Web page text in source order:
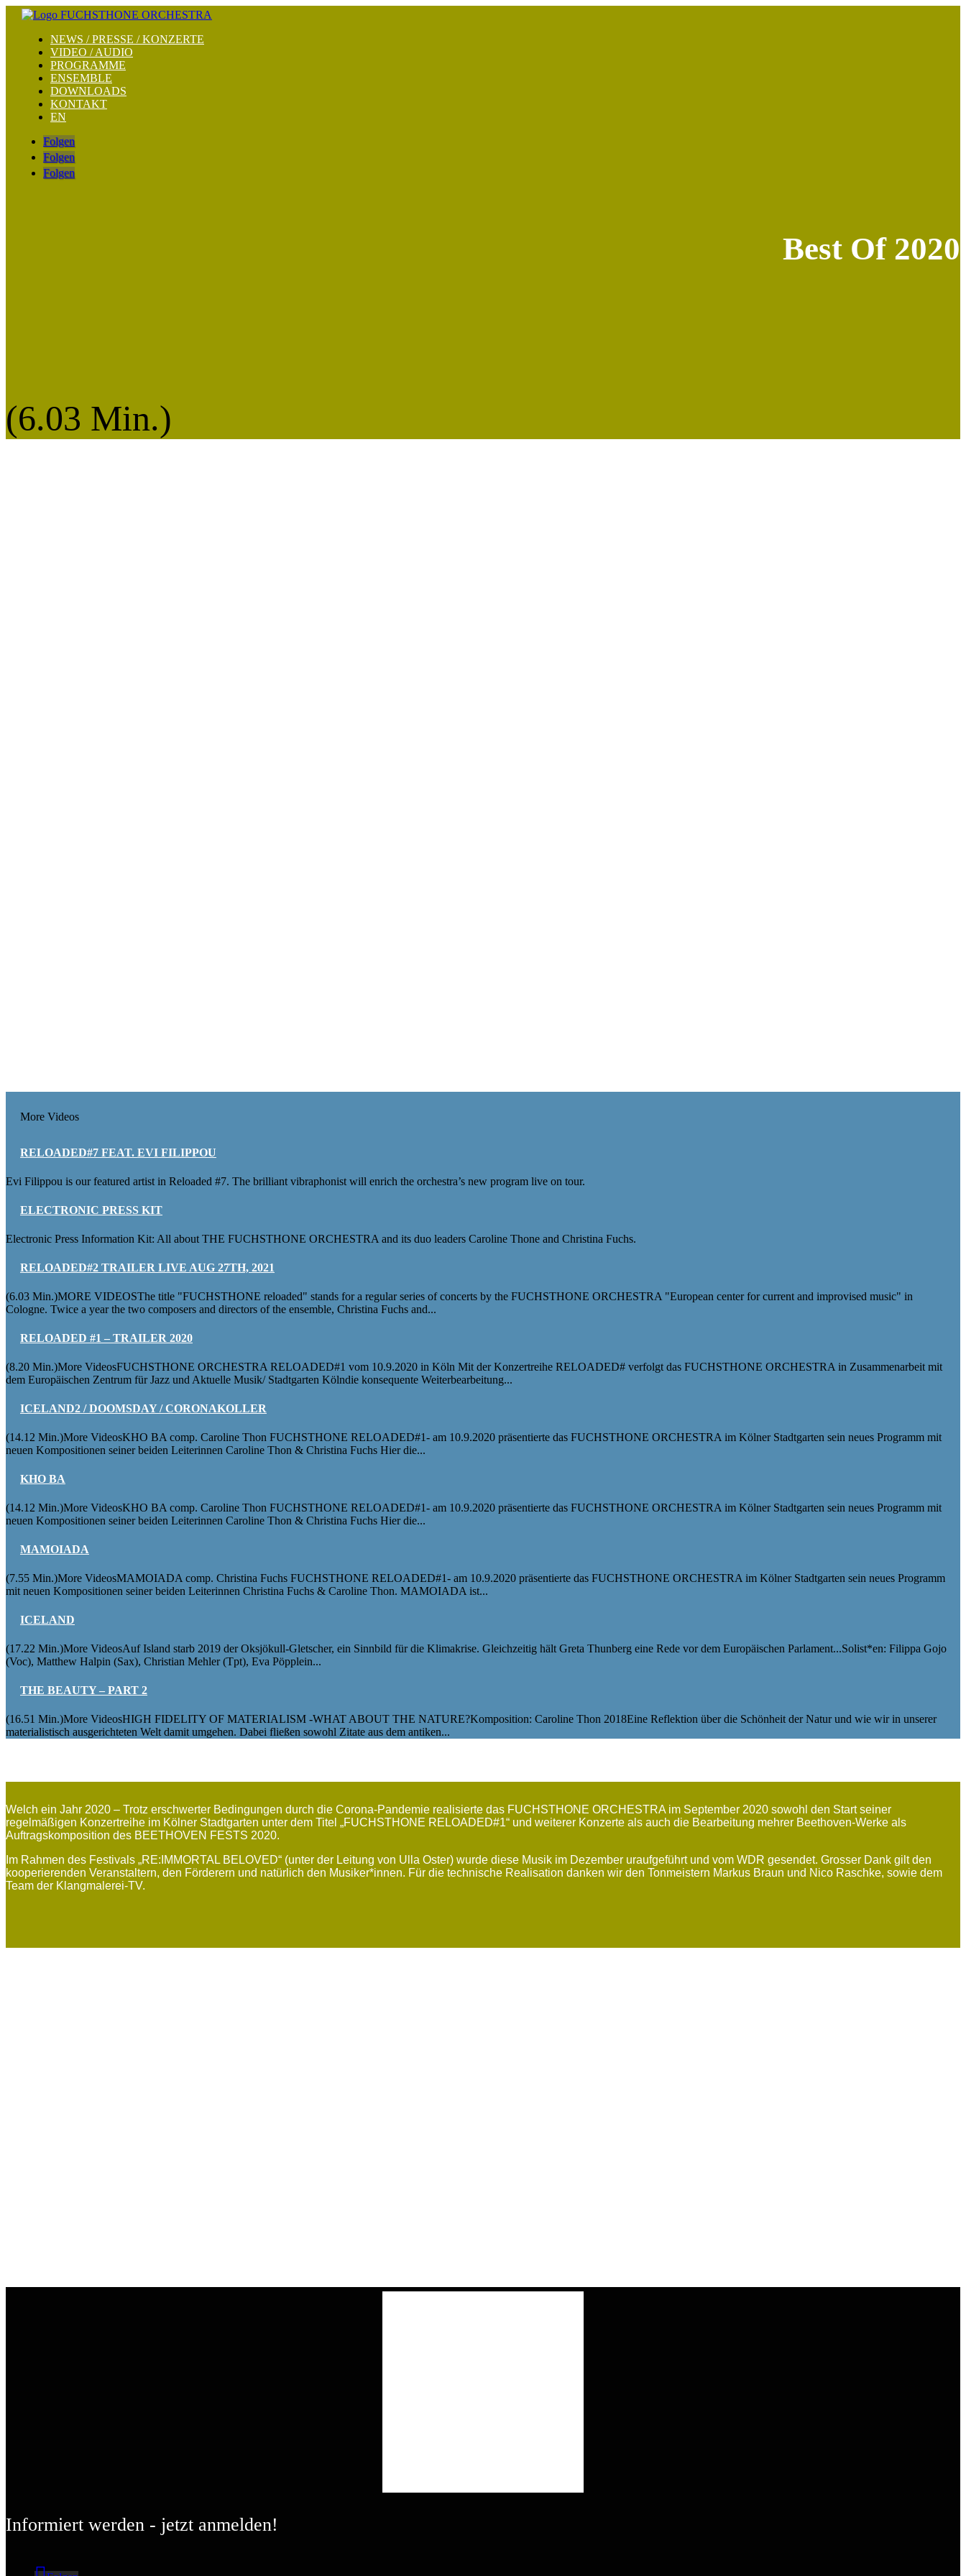
NEWS / PRESSE / KONZERTE
VIDEO / AUDIO
PROGRAMME
ENSEMBLE
DOWNLOADS
KONTAKT
EN
Folgen
Folgen
Folgen
Best Of 2020
(6.03 Min.)
More Videos
RELOADED#7 FEAT. EVI FILIPPOU
Evi Filippou is our featured artist in Reloaded #7. The brilliant vibraphonist will enrich the orchestra’s new program live on tour.
ELECTRONIC PRESS KIT
Electronic Press Information Kit: All about THE FUCHSTHONE ORCHESTRA and its duo leaders Caroline Thone and Christina Fuchs.
RELOADED#2 TRAILER LIVE AUG 27TH, 2021
(6.03 Min.)MORE VIDEOSThe title "FUCHSTHONE reloaded" stands for a regular series of concerts by the FUCHSTHONE ORCHESTRA "European center for current and improvised music" in
Cologne. Twice a year the two composers and directors of the ensemble, Christina Fuchs and...
RELOADED #1 – TRAILER 2020
(8.20 Min.)More VideosFUCHSTHONE ORCHESTRA RELOADED#1 vom 10.9.2020 in Köln Mit der Konzertreihe RELOADED# verfolgt das FUCHSTHONE ORCHESTRA in Zusammenarbeit mit
dem Europäischen Zentrum für Jazz und Aktuelle Musik/ Stadtgarten Kölndie konsequente Weiterbearbeitung...
ICELAND2 / DOOMSDAY / CORONAKOLLER
(14.12 Min.)More VideosKHO BA comp. Caroline Thon FUCHSTHONE RELOADED#1- am 10.9.2020 präsentierte das FUCHSTHONE ORCHESTRA im Kölner Stadtgarten sein neues Programm mit
neuen Kompositionen seiner beiden Leiterinnen Caroline Thon & Christina Fuchs Hier die...
KHO BA
(14.12 Min.)More VideosKHO BA comp. Caroline Thon FUCHSTHONE RELOADED#1- am 10.9.2020 präsentierte das FUCHSTHONE ORCHESTRA im Kölner Stadtgarten sein neues Programm mit
neuen Kompositionen seiner beiden Leiterinnen Caroline Thon & Christina Fuchs Hier die...
MAMOIADA
(7.55 Min.)More VideosMAMOIADA comp. Christina Fuchs FUCHSTHONE RELOADED#1- am 10.9.2020 präsentierte das FUCHSTHONE ORCHESTRA im Kölner Stadtgarten sein neues Programm
mit neuen Kompositionen seiner beiden Leiterinnen Christina Fuchs & Caroline Thon. MAMOIADA ist...
ICELAND
(17.22 Min.)More VideosAuf Island starb 2019 der Oksjökull-Gletscher, ein Sinnbild für die Klimakrise. Gleichzeitig hält Greta Thunberg eine Rede vor dem Europäischen Parlament...Solist*en: Filippa Gojo
(Voc), Matthew Halpin (Sax), Christian Mehler (Tpt), Eva Pöpplein...
THE BEAUTY – PART 2
(16.51 Min.)More VideosHIGH FIDELITY OF MATERIALISM -WHAT ABOUT THE NATURE?Komposition: Caroline Thon 2018Eine Reflektion über die Schönheit der Natur und wie wir in unserer
materialistisch ausgerichteten Welt damit umgehen. Dabei fließen sowohl Zitate aus dem antiken...
Welch ein Jahr 2020 – Trotz erschwerter Bedingungen durch die Corona-Pandemie realisierte das FUCHSTHONE ORCHESTRA im September 2020 sowohl den Start seiner
regelmäßigen Konzertreihe im Kölner Stadtgarten unter dem Titel „FUCHSTHONE RELOADED#1“ und weiterer Konzerte als auch die Bearbeitung mehrer Beethoven-Werke als
Auftragskomposition des BEETHOVEN FESTS 2020.
Im Rahmen des Festivals „RE:IMMORTAL BELOVED“ (unter der Leitung von Ulla Oster) wurde diese Musik im Dezember uraufgeführt und vom WDR gesendet. Grosser Dank gilt den
kooperierenden Veranstaltern, den Förderern und natürlich den Musiker*innen. Für die technische Realisation danken wir den Tonmeistern Markus Braun und Nico Raschke, sowie dem
Team der Klangmalerei-TV.
Informiert werden - jetzt anmelden!